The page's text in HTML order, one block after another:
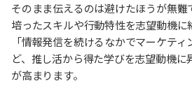
そのまま伝えるのは避けたほうが無
培ったスキルや行動特性を志望動機に
「情報発信を続けるなかでマーケテ
ど、推し活から得た学びを志望動機
が高まります。